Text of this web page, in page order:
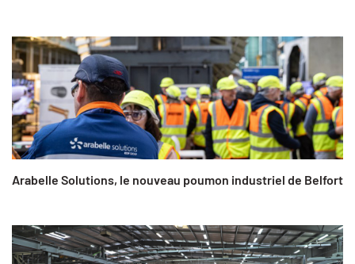
Arabelle Solutions, le nouveau poumon industriel de Belfort